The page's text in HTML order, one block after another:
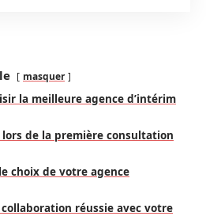
masquer
la meilleure agence d’intérim
de la première consultation
choix de votre agence
réussie avec votre